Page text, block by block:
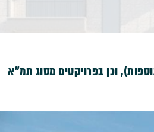
בייצוג בפרויקטים מסוג תמ"א 38/1 (חיזוק ותוספות), וכן בפרויקטים מסוג תמ"א